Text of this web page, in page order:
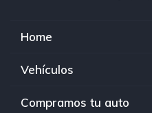
Home
Vehículos
Compramos tu auto